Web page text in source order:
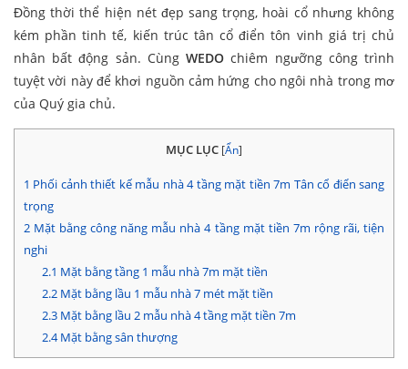
Đồng thời thể hiện nét đẹp sang trọng, hoài cổ nhưng không
kém phần tinh tế, kiến trúc tân cổ điển tôn vinh giá trị chủ
nhân bất động sản. CùngWEDOchiêm ngưỡng công trình
tuyệt vời này để khơi nguồn cảm hứng cho ngôi nhà trong mơ
của Quý gia chủ.
MỤC LỤC [Ẩn]
1 Phối cảnh thiết kế mẫu nhà 4 tầng mặt tiền 7m Tân cổ điển sang
trọng
2 Mặt bằng công năng mẫu nhà 4 tầng mặt tiền 7m rộng rãi, tiện
nghi
2.1 Mặt bằng tầng 1 mẫu nhà 7m mặt tiền
2.2Mặt bằng lầu 1 mẫu nhà 7 mét mặt tiền
2.3Mặt bằng lầu 2 mẫu nhà 4 tầng mặt tiền 7m
2.4Mặt bằng sân thượng